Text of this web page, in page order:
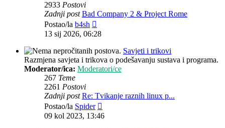
2933 Postovi
Zadnji post Bad Company 2 & Project Rome
Postao/la b4sh
post
13 sij 2026, 06:28
Savjeti i trikovi
Razmjena savjeta i trikova o podešavanju sustava i programa.
Moderator/ica: Moderatori/ce
267 Teme
2261 Postovi
Zadnji post Re: Tvikanje raznih linux p...
Postao/la Spider
post
09 kol 2023, 13:46